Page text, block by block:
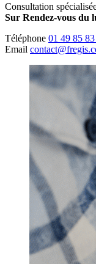
Consultation
Sur Rendez-vous du
Téléphone 01 49 85
Email